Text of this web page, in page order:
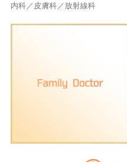
内科／皮膚科／放射線科